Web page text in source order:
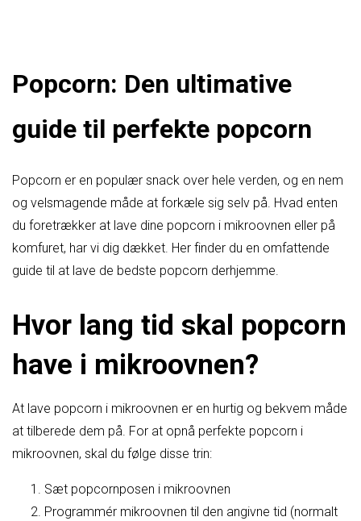
Popcorn: Den ultimative
guide til perfekte popcorn
Popcorn er en populær snack over hele verden, og en nem
og velsmagende måde at forkæle sig selv på. Hvad enten
du foretrækker at lave dine popcorn i mikroovnen eller på
komfuret, har vi dig dækket. Her finder du en omfattende
guide til at lave de bedste popcorn derhjemme.
Hvor lang tid skal popcorn
have i mikroovnen?
At lave popcorn i mikroovnen er en hurtig og bekvem måde
at tilberede dem på. For at opnå perfekte popcorn i
mikroovnen, skal du følge disse trin:
Sæt popcornposen i mikroovnen
Programmér mikroovnen til den angivne tid (normalt